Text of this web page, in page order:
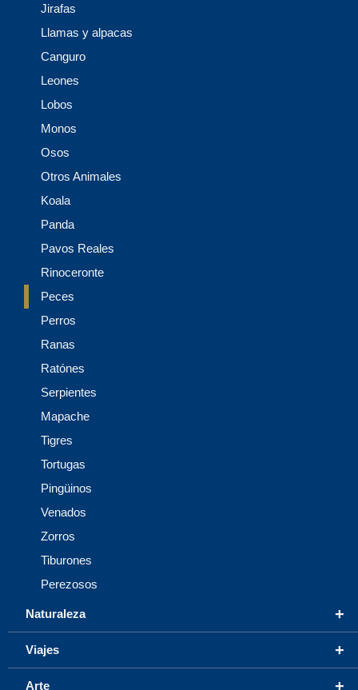
Jirafas
Llamas y alpacas
Canguro
Leones
Lobos
Monos
Osos
Otros Animales
Koala
Panda
Pavos Reales
Rinoceronte
Peces
Perros
Ranas
Ratónes
Serpientes
Mapache
Tigres
Tortugas
Pingüinos
Venados
Zorros
Tiburones
Perezosos
+
Naturaleza
+
Viajes
+
Arte